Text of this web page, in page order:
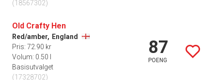
(18567302)
Old Crafty Hen
Red/amber, England
Pris: 72.90 kr
Volum: 0.50 l
Basisutvalget
(17328702)
87
POENG